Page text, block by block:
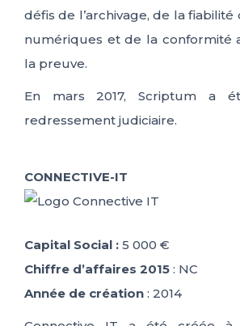
défis de l’archivage, de la
numériques et de la conformité
la preuve.
En mars 2017, Scriptum a
redressement judiciaire.
CONNECTIVE-IT
Capital Social : 5 000 €
Chiffre d’affaires 2015 : NC
Année de création : 2014